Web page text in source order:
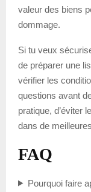
valeur des biens
dommage.
Si tu veux
de préparer une
vérifier les
questions avant
pratique, d’éviter
dans de
FAQ
Pourquoi faire